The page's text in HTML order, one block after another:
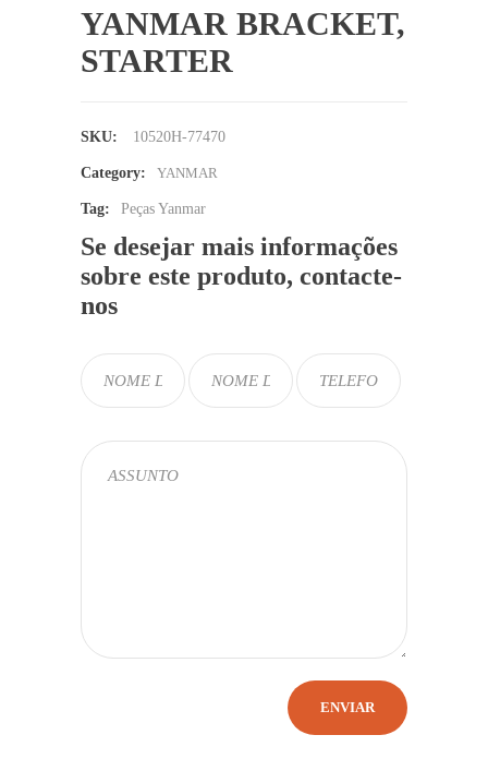
YANMAR BRACKET,
STARTER
SKU: 10520H-77470
Category: YANMAR
Tag: Peças Yanmar
Se desejar mais informações
sobre este produto, contacte-
nos